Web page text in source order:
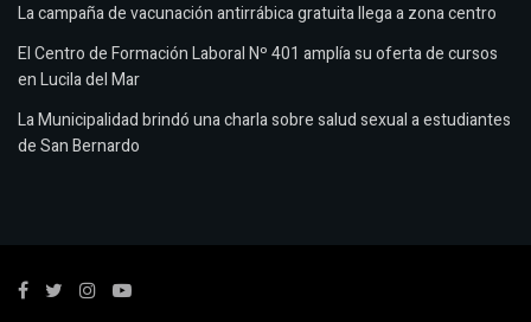
La campaña de vacunación antirrábica gratuita llega a zona centro
El Centro de Formación Laboral Nº 401 amplía su oferta de cursos
en Lucila del Mar
La Municipalidad brindó una charla sobre salud sexual a estudiantes
de San Bernardo